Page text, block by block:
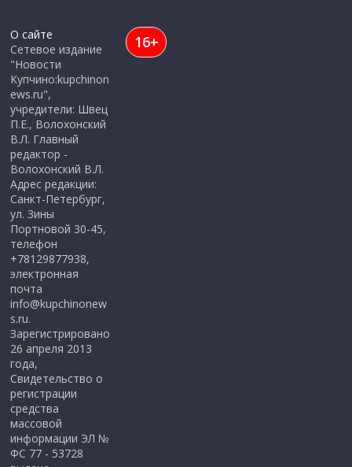
О сайте
Сетевое издание
"Новости
Купчино:kupchinon
ews.ru",
учредители: Швец
П.Е., Волохонский
В.Л. Главный
редактор -
Волохонский В.Л.
Адрес редакции:
Санкт-Петербург,
ул. Зины
Портновой 30-45,
телефон
+78129877938,
электронная
почта
info@kupchinonew
s.ru.
Зарегистрировано
26 апреля 2013
года,
Свидетельство о
регистрации
средства
массовой
информации ЭЛ №
ФС 77 - 53728
16+